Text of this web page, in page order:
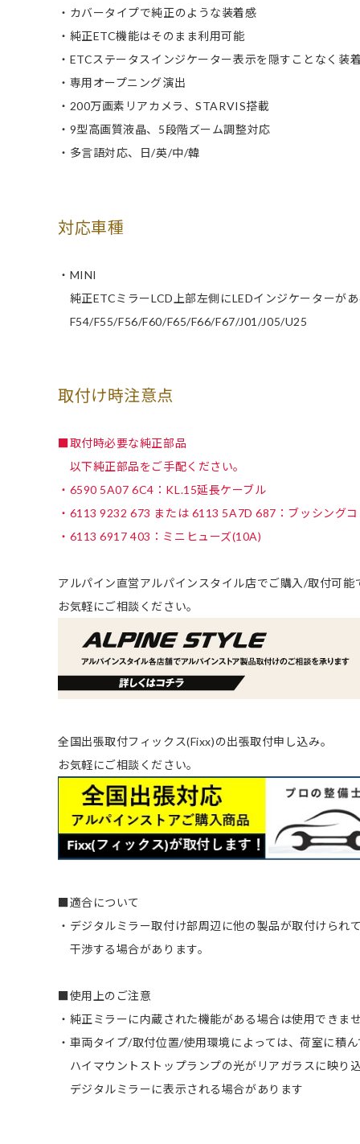
・カバータイプで純正のような装着感
・純正ETC機能はそのまま利用可能
・ETCステータスインジケーター表示を隠すことなく装
・専用オープニング演出
・200万画素リアカメラ、STARVIS搭載
・9型高画質液晶、5段階ズーム調整対応
・多言語対応、日/英/中/韓
対応車種
・MINI
純正ETCミラーLCD上部左側にLEDインジケーターが
F54/F55/F56/F60/F65/F66/F67/J01/J05/U25
取付け時注意点
■取付時必要な純正部品
以下純正部品をご手配ください。
・6590 5A07 6C4：KL.15延長ケーブル
・6113 9232 673 または 6113 5A7D 687：ブッシングコ
・6113 6917 403：ミニヒューズ(10A)
アルパイン直営アルパインスタイル店でご購入/取付可能
お気軽にご相談ください。
全国出張取付フィックス(Fixx)の出張取付申し込み。
お気軽にご相談ください。
■適合について
・デジタルミラー取付け部周辺に他の製品が取付けられ
干渉する場合があります。
■使用上のご注意
・純正ミラーに内蔵された機能がある場合は使用できませ
・車両タイプ/取付位置/使用環境によっては、荷室に積
ハイマウントストップランプの光がリアガラスに映り
デジタルミラーに表示される場合があります